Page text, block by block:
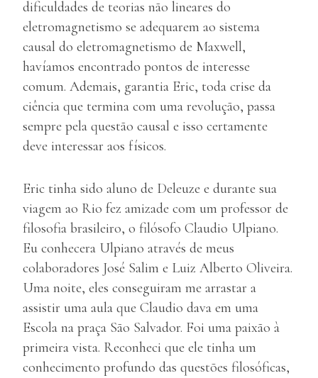
dificuldades de teorias não lineares do
eletromagnetismo se adequarem ao sistema
causal do eletromagnetismo de Maxwell,
havíamos encontrado pontos de interesse
comum. Ademais, garantia Eric, toda crise da
ciência que termina com uma revolução, passa
sempre pela questão causal e isso certamente
deve interessar aos físicos.
Eric tinha sido aluno de Deleuze e durante sua
viagem ao Rio fez amizade com um professor de
filosofia brasileiro, o filósofo Claudio Ulpiano.
Eu conhecera Ulpiano através de meus
colaboradores José Salim e Luiz Alberto Oliveira.
Uma noite, eles conseguiram me arrastar a
assistir uma aula que Claudio dava em uma
Escola na praça São Salvador. Foi uma paixão à
primeira vista. Reconheci que ele tinha um
conhecimento profundo das questões filosóficas,